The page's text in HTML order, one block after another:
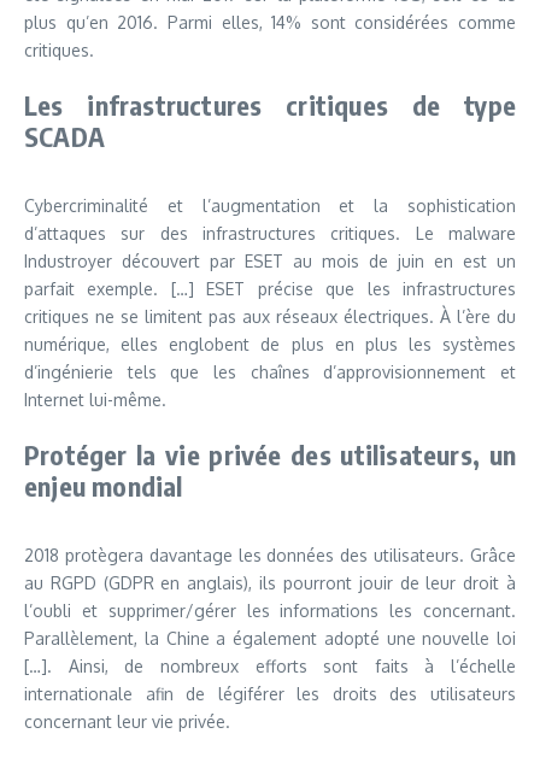
plus qu’en 2016. Parmi elles, 14% sont considérées comme
critiques.
Les infrastructures critiques de type
SCADA
Cybercriminalité et l’augmentation et la sophistication
d’attaques sur des infrastructures critiques. Le malware
Industroyer découvert par ESET au mois de juin en est un
parfait exemple. […] ESET précise que les infrastructures
critiques ne se limitent pas aux réseaux électriques. À l’ère du
numérique, elles englobent de plus en plus les systèmes
d’ingénierie tels que les chaînes d’approvisionnement et
Internet lui-même.
Protéger la vie privée des utilisateurs, un
enjeu mondial
2018 protègera davantage les données des utilisateurs. Grâce
au RGPD (GDPR en anglais), ils pourront jouir de leur droit à
l’oubli et supprimer/gérer les informations les concernant.
Parallèlement, la Chine a également adopté une nouvelle loi
[…]. Ainsi, de nombreux efforts sont faits à l’échelle
internationale afin de légiférer les droits des utilisateurs
concernant leur vie privée.